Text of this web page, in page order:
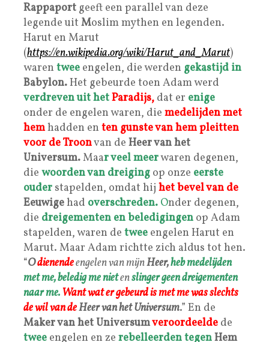
Rappaport geeft een parallel van deze
legende uit Moslim mythen en legenden.
Harut en Marut
(https://en.wikipedia.org/wiki/Harut_and_Marut)
waren twee engelen, die werden gekastijd in
Babylon.Het gebeurde toen Adam werd
verdreven uit hetParadijs, dat er enige
onder de engelen waren, die medelijden met
hemhadden en ten gunste van hem pleitten
voor deTroonvan de Heer van het
Universum.Maar veel meerwaren degenen,
die woorden van dreiging op onze eerste
ouder stapelden, omdat hij het bevel van de
Eeuwigehad overschreden. Onder degenen,
die dreigementen en beledigingen op Adam
stapelden, waren de twee engelen Harut en
Marut. Maar Adam richtte zich aldus tot hen.
“Odienendeengelen van mijnHeer,heb medelijden
met me,beledig me nietenslinger geen dreigementen
naar me. Want wat er gebeurd is met mewas slechts
de wil van deHeer van het Universum.” En de
Maker van het Universumveroordeelde de
twee engelen en ze rebelleerden tegenHem